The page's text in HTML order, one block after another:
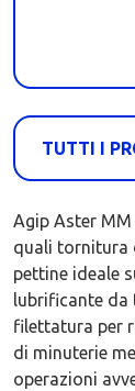
TUTTI I
Agip Aster
quali tornitura
pettine ideale
lubrificante da
filettatura per
di minuterie
operazioni